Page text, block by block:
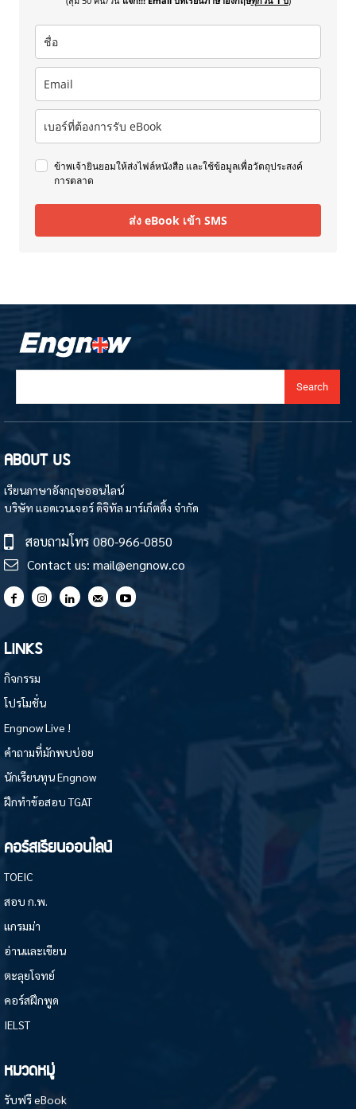
ข้าพเจ้ายินยอมให้ส่งไฟล์หนังสือ และใช้ข้อมูลเพื่อวัตถุประสงค์
การตลาด
ส่ง eBook เข้า SMS
Search
ABOUT US
เรียนภาษาอังกฤษออนไลน์
บริษัท แอดเวนเจอร์ ดิจิทัล มาร์เก็ตติ้ง จำกัด
สอบถามโทร 080-966-0850
Contact us: mail@engnow.co
LINKS
กิจกรรม
โปรโมชั่น
Engnow Live !
คำถามที่มักพบบ่อย
นักเรียนทุน Engnow
ฝึกทำข้อสอบ TGAT
คอร์สเรียนออนไลน์
TOEIC
สอบ ก.พ.
แกรมม่า
อ่านและเขียน
ตะลุยโจทย์
คอร์สฝึกพูด
IELST
หมวดหมู่
รับฟรี eBook